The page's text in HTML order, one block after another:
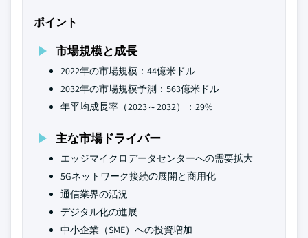
ポイント
市場規模と成長
2022年の市場規模：44億米ドル
2032年の市場規模予測：563億米ドル
年平均成長率（2023～2032）：29%
主な市場ドライバー
エッジマイクロデータセンターへの需要拡大
5Gネットワーク接続の展開と商用化
通信業界の活況
デジタル化の進展
中小企業（SME）への投資増加